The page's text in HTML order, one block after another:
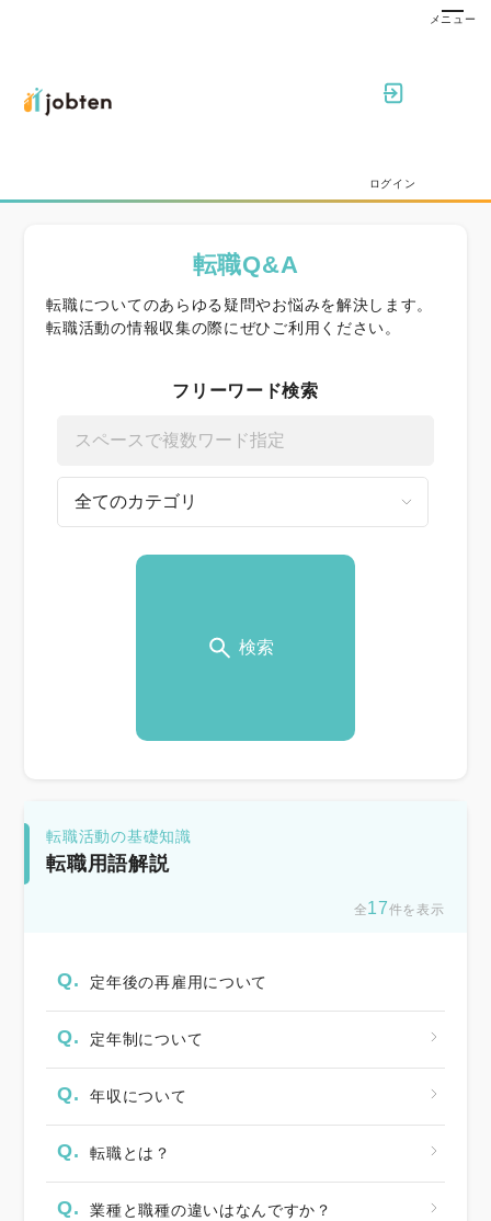
ログイン
転職Q&A
転職についてのあらゆる疑問やお悩みを解決します。
転職活動の情報収集の際にぜひご利用ください。
フリーワード検索
検索
転職活動の基礎知識
転職用語解説
全17件を表示
Q. 定年後の再雇用について
Q. 定年制について
Q. 年収について
Q. 転職とは？
Q. 業種と職種の違いはなんですか？